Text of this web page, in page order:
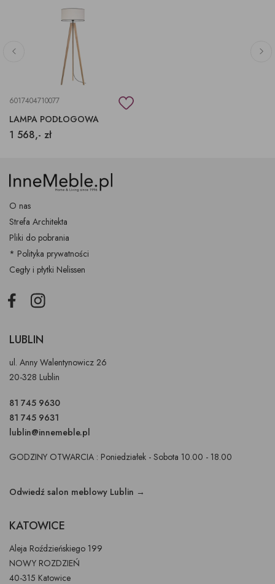
6017404710077
LAMPA PODŁOGOWA
1 568,- zł
O nas
Strefa Architekta
Pliki do pobrania
* Polityka prywatności
Cegły i płytki Nelissen
FacebookInstagram
LUBLIN
ul. Anny Walentynowicz 26
20-328 Lublin
81 745 9630
81 745 9631
lublin@innemeble.pl
GODZINY OTWARCIA : Poniedziałek - Sobota 10.00 - 18.00
Odwiedź salon meblowy Lublin →
KATOWICE
Aleja Roździeńskiego 199
NOWY ROZDZIEŃ
40-315 Katowice